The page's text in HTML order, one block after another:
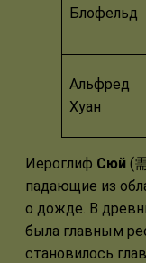
Блофельд
Альфред
Хуан
Иероглиф Сюй (
падающие из
о дожде. В
была главным
становилось